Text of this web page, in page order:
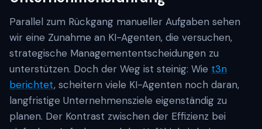
Parallel zum Rückgang manueller Aufgaben sehen
wir eine Zunahme an KI-Agenten, die versuchen,
strategische Managemententscheidungen zu
unterstützen. Doch der Weg ist steinig: Wie t3n
berichtet, scheitern viele KI-Agenten noch daran,
langfristige Unternehmensziele eigenständig zu
planen. Der Kontrast zwischen der Effizienz bei